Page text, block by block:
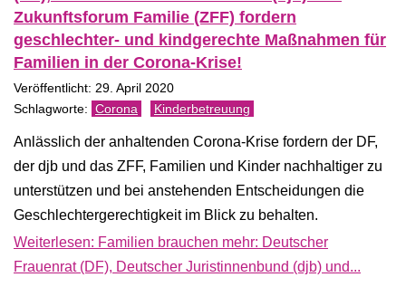
Zukunftsforum Familie (ZFF) fordern
geschlechter- und kindgerechte Maßnahmen für
Familien in der Corona-Krise!
Veröffentlicht: 29. April 2020
Corona Kinderbetreuung
Anlässlich der anhaltenden Corona-Krise fordern der DF,
der djb und das ZFF, Familien und Kinder nachhaltiger zu
unterstützen und bei anstehenden Entscheidungen die
Geschlechtergerechtigkeit im Blick zu behalten.
Weiterlesen: Familien brauchen mehr: Deutscher
Frauenrat (DF), Deutscher Juristinnenbund (djb) und...